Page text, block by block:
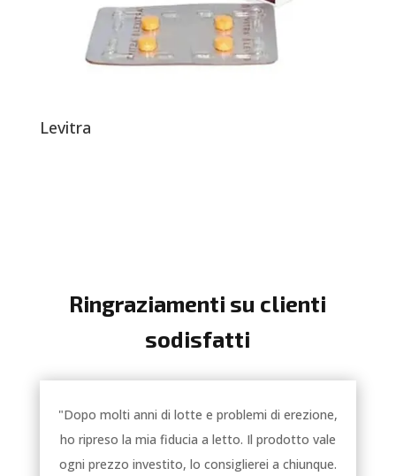
Levitra
Ringraziamenti su clienti
sodisfatti
"Dopo molti anni di lotte e problemi di erezione,
ho ripreso la mia fiducia a letto. Il prodotto vale
ogni prezzo investito, lo consiglierei a chiunque.